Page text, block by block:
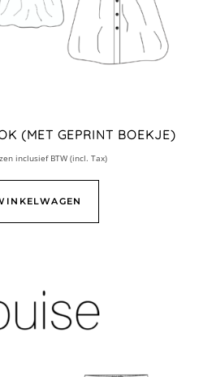
(MET GEPRINT BOEKJE)
inclusief BTW (incl. Tax)